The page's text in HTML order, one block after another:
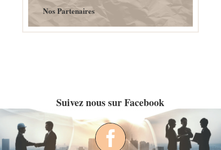
Nos Partenaires
Suivez nous sur Facebook
